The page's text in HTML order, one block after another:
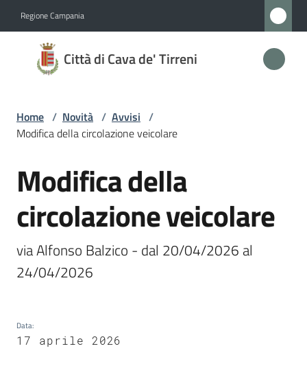
Regione Campania
Città di Cava de' Tirreni
Città
di
de'
Tirreni
Amministrazione
Novità
Menu selezionato
Servizi
Cava
de'
Home / Novità / Avvisi /
Modifica della circolazione veicolare
Salta al contenuto
Modifica della
circolazione veicolare
via Alfonso Balzico - dal 20/04/2026 al
24/04/2026
Data:
17 aprile 2026